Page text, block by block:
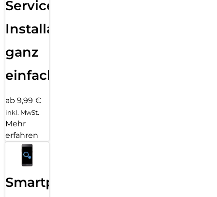
Services
Installation
ganz
einfach
ab 9,99 €
inkl. MwSt.
Mehr
erfahren
Smartphone